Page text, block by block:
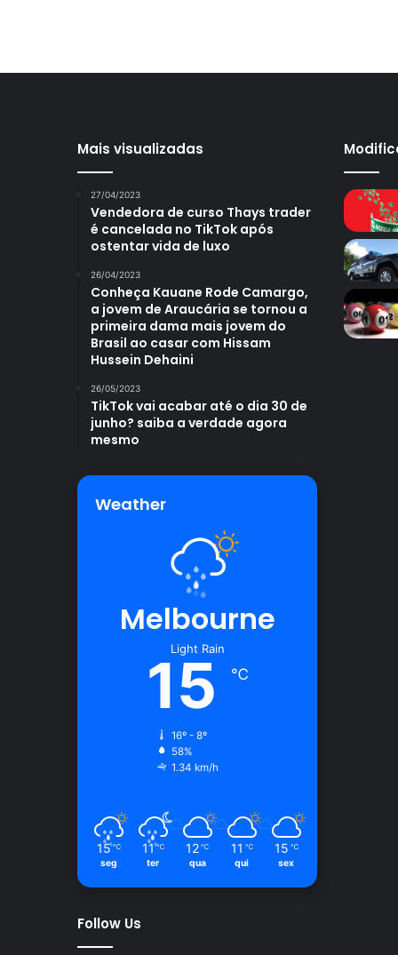
Mais visualizadas
27/04/2023
Vendedora de curso Thays trader
é cancelada no TikTok após
ostentar vida de luxo
26/04/2023
Conheça Kauane Rode Camargo,
a jovem de Araucária se tornou a
primeira dama mais jovem do
Brasil ao casar com Hissam
Hussein Dehaini
26/05/2023
TikTok vai acabar até o dia 30 de
junho? saiba a verdade agora
mesmo
Weather
Melbourne
Light Rain
15 ℃
16º - 8º
58%
1.34 km/h
15 ℃
seg
11 ℃
ter
12 ℃
qua
11 ℃
qui
15 ℃
sex
Follow Us